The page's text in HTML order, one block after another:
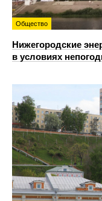
Общество
Нижегородские
в условиях